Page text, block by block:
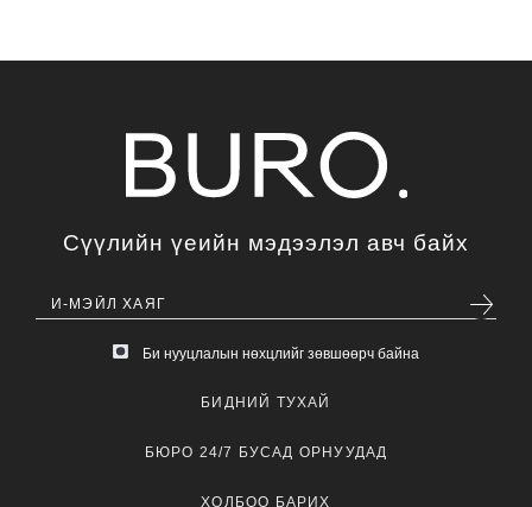
Сүүлийн үеийн мэдээлэл авч байх
Би нууцлалын нөхцлийг зөвшөөрч байна
БИДНИЙ ТУХАЙ
БЮРО 24/7 БУСАД ОРНУУДАД
ХОЛБОО БАРИХ